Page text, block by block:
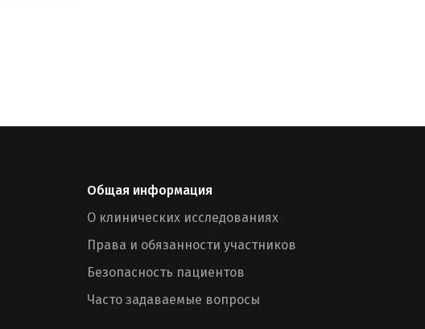
Общая информация
О клинических исследованиях
Права и обязанности участников
Безопасность пациентов
Часто задаваемые вопросы